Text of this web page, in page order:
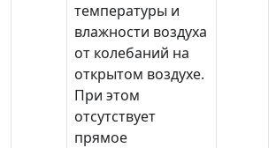
температуры и
влажности воздуха
от колебаний на
открытом воздухе.
При этом
отсутствует
прямое